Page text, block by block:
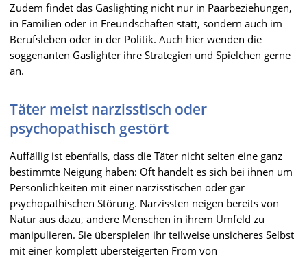
Zudem findet das Gaslighting nicht nur in Paarbeziehungen,
in Familien oder in Freundschaften statt, sondern auch im
Berufsleben oder in der Politik. Auch hier wenden die
soggenanten Gaslighter ihre Strategien und Spielchen gerne
an.
Täter meist narzisstisch oder
psychopathisch gestört
Auffällig ist ebenfalls, dass die Täter nicht selten eine ganz
bestimmte Neigung haben: Oft handelt es sich bei ihnen um
Persönlichkeiten mit einer narzisstischen oder gar
psychopathischen Störung. Narzissten neigen bereits von
Natur aus dazu, andere Menschen in ihrem Umfeld zu
manipulieren. Sie überspielen ihr teilweise unsicheres Selbst
mit einer komplett übersteigerten From von